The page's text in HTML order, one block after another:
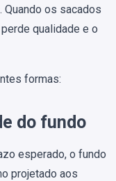
os sacados
qualidade e o
formas:
do fundo
esperado, o fundo
projetado aos